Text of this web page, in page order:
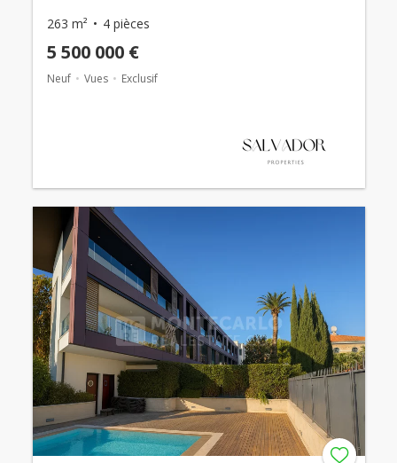
263 m² 4 pièces
5 500 000 €
Neuf Vues Exclusif